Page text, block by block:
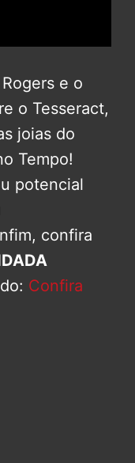
e o
o Tesseract,
joias do
Tempo!
potencial
confira
Confira